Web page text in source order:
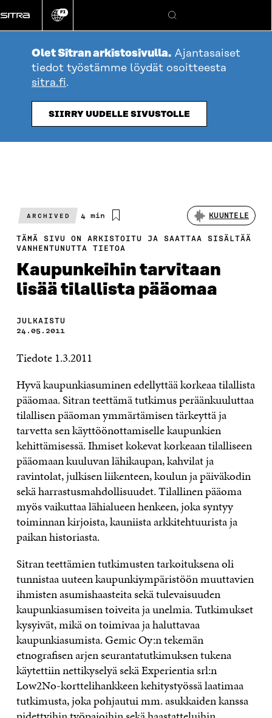
suoraan
sisältöön
Vaihda
kieli
FI
Hae
Olet Sitran arkistosivulla. Ajantasaiset
tiedot työstämme löydät osoitteesta
sitra.fi.
SIIRRY UUDELLE SIVUSTOLLE
ARCHIVED
Arvioitu
4 min KUUNTELE
TÄMÄ SIVU ON ARKISTOITU JA SAATTAA SISÄLTÄÄ
VANHENTUNUTTA TIETOA
Kaupunkeihin tarvitaan
lisää tilallista pääomaa
JULKAISTU
24.05.2011
Tiedote 1.3.2011
Hyvä kaupunkiasuminen edellyttää korkeaa tilallista
pääomaa. Sitran teettämä tutkimus peräänkuuluttaa
tilallisen pääoman ymmärtämisen tärkeyttä ja
tarvetta sen käyttöönottamiselle kaupunkien
kehittämisessä. Ihmiset kokevat korkeaan tilalliseen
pääomaan kuuluvan lähikaupan, kahvilat ja
ravintolat, julkisen liikenteen, koulun ja päiväkodin
sekä harrastusmahdollisuudet. Tilallinen pääoma
myös vaikuttaa lähialueen henkeen, joka syntyy
toiminnan kirjoista, kauniista arkkitehtuurista ja
paikan historiasta.
Sitran teettämien tutkimusten tarkoituksena oli
tunnistaa uuteen kaupunkiympäristöön muuttavien
ihmisten asumishaasteita sekä tulevaisuuden
kaupunkiasumisen toiveita ja unelmia. Tutkimukset
kysyivät, mikä on toimivaa ja haluttavaa
kaupunkiasumista. Gemic Oy:n tekemän
etnografisen arjen seurantatutkimuksen tukena
käytettiin nettikyselyä sekä Experientia srl:n
Low2No-korttelihankkeen kehitystyössä laatimaa
tutkimusta, joka pohjautui mm. asukkaiden kanssa